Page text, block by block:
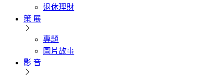
退休理財
策 展
專題
圖片故事
影 音